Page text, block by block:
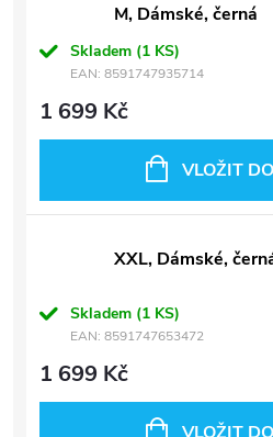
M, Dámské, černá
Skladem (1 KS)
EAN: 8591747935714
1 699 Kč
VLOŽIT
XXL, Dámské,
Skladem (1 KS)
EAN: 8591747653472
1 699 Kč